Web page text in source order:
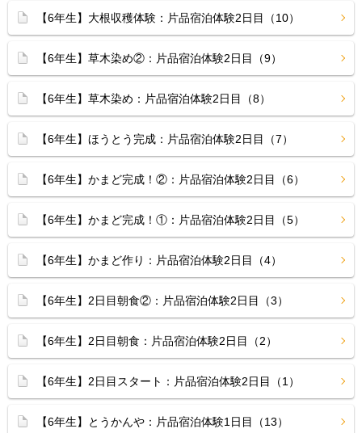
【6年生】大根収穫体験：片品宿泊体験2日目（10）
【6年生】草木染め②：片品宿泊体験2日目（9）
【6年生】草木染め：片品宿泊体験2日目（8）
【6年生】ほうとう完成：片品宿泊体験2日目（7）
【6年生】かまど完成！②：片品宿泊体験2日目（6）
【6年生】かまど完成！①：片品宿泊体験2日目（5）
【6年生】かまど作り：片品宿泊体験2日目（4）
【6年生】2日目朝食②：片品宿泊体験2日目（3）
【6年生】2日目朝食：片品宿泊体験2日目（2）
【6年生】2日目スタート：片品宿泊体験2日目（1）
【6年生】とうかんや：片品宿泊体験1日目（13）